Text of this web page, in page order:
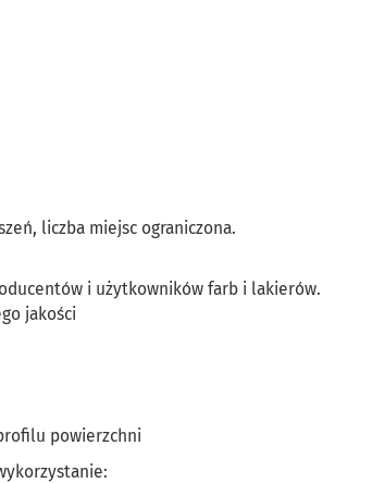
liczba miejsc ograniczona.
i użytkowników farb i lakierów.
jakości
powierzchni